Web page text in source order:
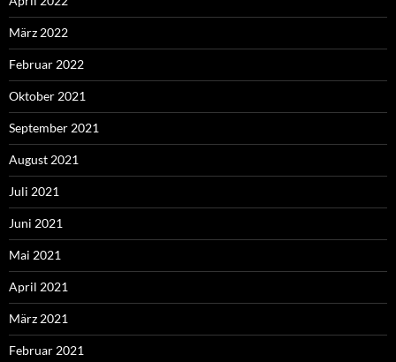
März 2022
Februar 2022
Oktober 2021
September 2021
August 2021
Juli 2021
Juni 2021
Mai 2021
April 2021
März 2021
Februar 2021